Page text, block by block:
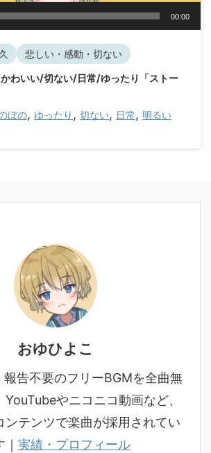
00:00
悲しい・感動・切ない
わいい/切ない/日常/ゆったり「ストー
ぼの, ゆったり , 切ない, 日常, 明るい
おゆひよこ
告不要のフリーBGMを全曲無
やニコニコ動画など、
ンテンツで楽曲が採用されてい
｜ 実績・プロフィール